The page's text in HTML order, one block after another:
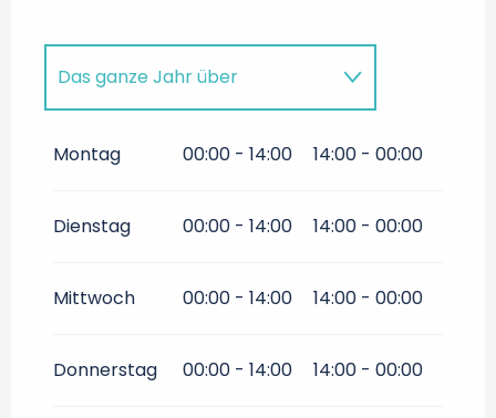
Das ganze Jahr über
Das ganze Jahr über 2027
Montag 00:00 - 14:00 14:00 - 00:00
Dienstag 00:00 - 14:00 14:00 - 00:00
Mittwoch 00:00 - 14:00 14:00 - 00:00
Donnerstag 00:00 - 14:00 14:00 - 00:00